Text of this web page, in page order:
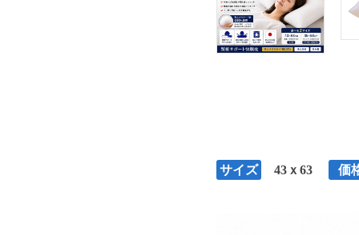
サイズ 43ｘ63 価